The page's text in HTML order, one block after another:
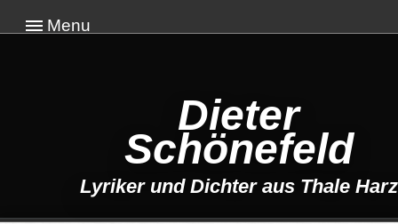
Menu
Dieter
Schönefeld
Lyriker und Dichter aus Thale Harz